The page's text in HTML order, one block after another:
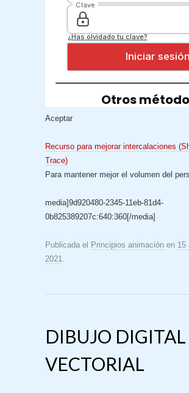
Aceptar
Recurso para mejorar intercalaciones
Trace)
Para mantener mejor el volumen del
media]9d920480-2345-11eb-81d4-
0b825389207c:640:360[/media]
Publicada el Principios animación en 15
2021
DIBUJO DIGITAL
VECTORIAL